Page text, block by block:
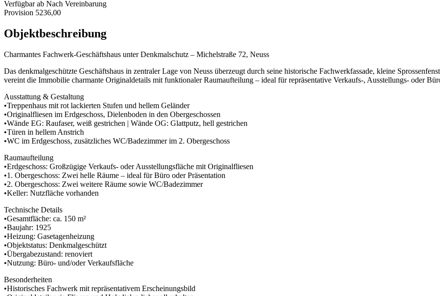
Verfügbar ab Nach Vereinbarung
Provision 5236,00
Objektbeschreibung
Charmantes Fachwerk-Geschäftshaus unter Denkmalschutz – Michelstraße 72, Neuss
Das denkmalgeschützte Geschäftshaus in zentraler Lage von Neuss überzeugt durch seine historische Fachwerkfassade, kleine
vereint die Immobilie charmante Originaldetails mit funktionaler Raumaufteilung – ideal für repräsentative Verkaufs-, Ausstellungs- oder
Ausstattung & Gestaltung
•Treppenhaus mit rot lackierten Stufen und hellem Geländer
•Originalfliesen im Erdgeschoss, Dielenboden in den Obergeschossen
•Wände EG: Raufaser, weiß gestrichen | Wände OG: Glattputz, hell gestrichen
•Türen in hellem Anstrich
•WC im Erdgeschoss, zusätzliches WC/Badezimmer im 2. Obergeschoss
Raumaufteilung
•Erdgeschoss: Großzügige Verkaufs- oder Ausstellungsfläche mit Originalfliesen
•1. Obergeschoss: Zwei helle Räume – ideal für Büro oder Präsentation
•2. Obergeschoss: Zwei weitere Räume sowie WC/Badezimmer
•Keller: Nutzfläche vorhanden
Technische Details
•Gesamtfläche: ca. 150 m²
•Baujahr: 1925
•Heizung: Gasetagenheizung
•Objektstatus: Denkmalgeschützt
•Übergabezustand: renoviert
•Nutzung: Büro- und/oder Verkaufsfläche
Besonderheiten
•Historisches Fachwerk mit repräsentativem Erscheinungsbild